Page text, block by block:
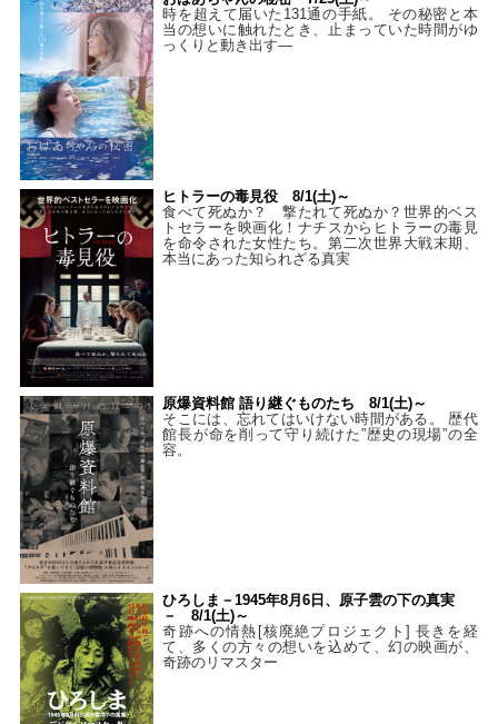
時を超えて届いた131通の手紙。 その秘密と本
当の想いに触れたとき、止まっていた時間がゆ
っくりと動き出す―
ヒトラーの毒見役 8/1(土)～
食べて死ぬか？ 撃たれて死ぬか？世界的ベス
トセラーを映画化！ナチスからヒトラーの毒見
を命令された女性たち。第二次世界大戦末期、
本当にあった知られざる真実
原爆資料館 語り継ぐものたち 8/1(土)～
そこには、忘れてはいけない時間がある。 歴代
館長が命を削って守り続けた”歴史の現場”の全
容。
ひろしま－1945年8月6日、原子雲の下の真実
－ 8/1(土)～
奇跡への情熱[核廃絶プロジェクト] 長きを経
て、多くの方々の想いを込めて、幻の映画が、
奇跡のリマスター